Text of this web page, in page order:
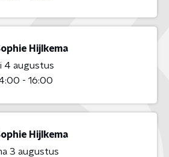
Hijlkema
4 augustus
- 16:00
Hijlkema
3 augustus